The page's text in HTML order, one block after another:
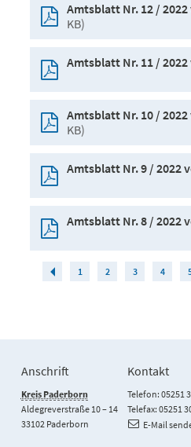
Amtsblatt Nr. 12 / 2022
KB)
Amtsblatt Nr. 11 / 2022
Amtsblatt Nr. 10 / 2022
KB)
Amtsblatt Nr. 9 / 2022
Amtsblatt Nr. 8 / 2022
1 2 3 4
Anschrift
Kreis Paderborn
Aldegreverstraße 10 – 14
33102 Paderborn
Kontakt
Telefon: 05251
Telefax: 05251
E-Mail